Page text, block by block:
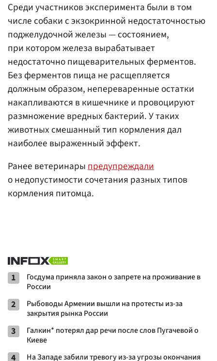
Среди участников эксперимента были в том
числе собаки с экзокринной недостаточностью
поджелудочной железы — состоянием,
при котором железа вырабатывает
недостаточно пищеварительных ферментов.
Без ферментов пища не расщепляется
должным образом, непереваренные остатки
накапливаются в кишечнике и провоцируют
размножение вредных бактерий. У таких
животных смешанный тип кормления дал
наиболее выраженный эффект.
Ранее ветеринарыпредупреждали
о недопустимости сочетания разных типов
кормления питомца.
1
Госдума приняла закон о запрете на проживание в
России
2
Рыбоводы Армении вышли на протесты из-за
закрытия рынка России
3
Галкин* потерял дар речи после слов Пугачевой о
Киеве
4
На Западе забили тревогу из-за угрозы окончания